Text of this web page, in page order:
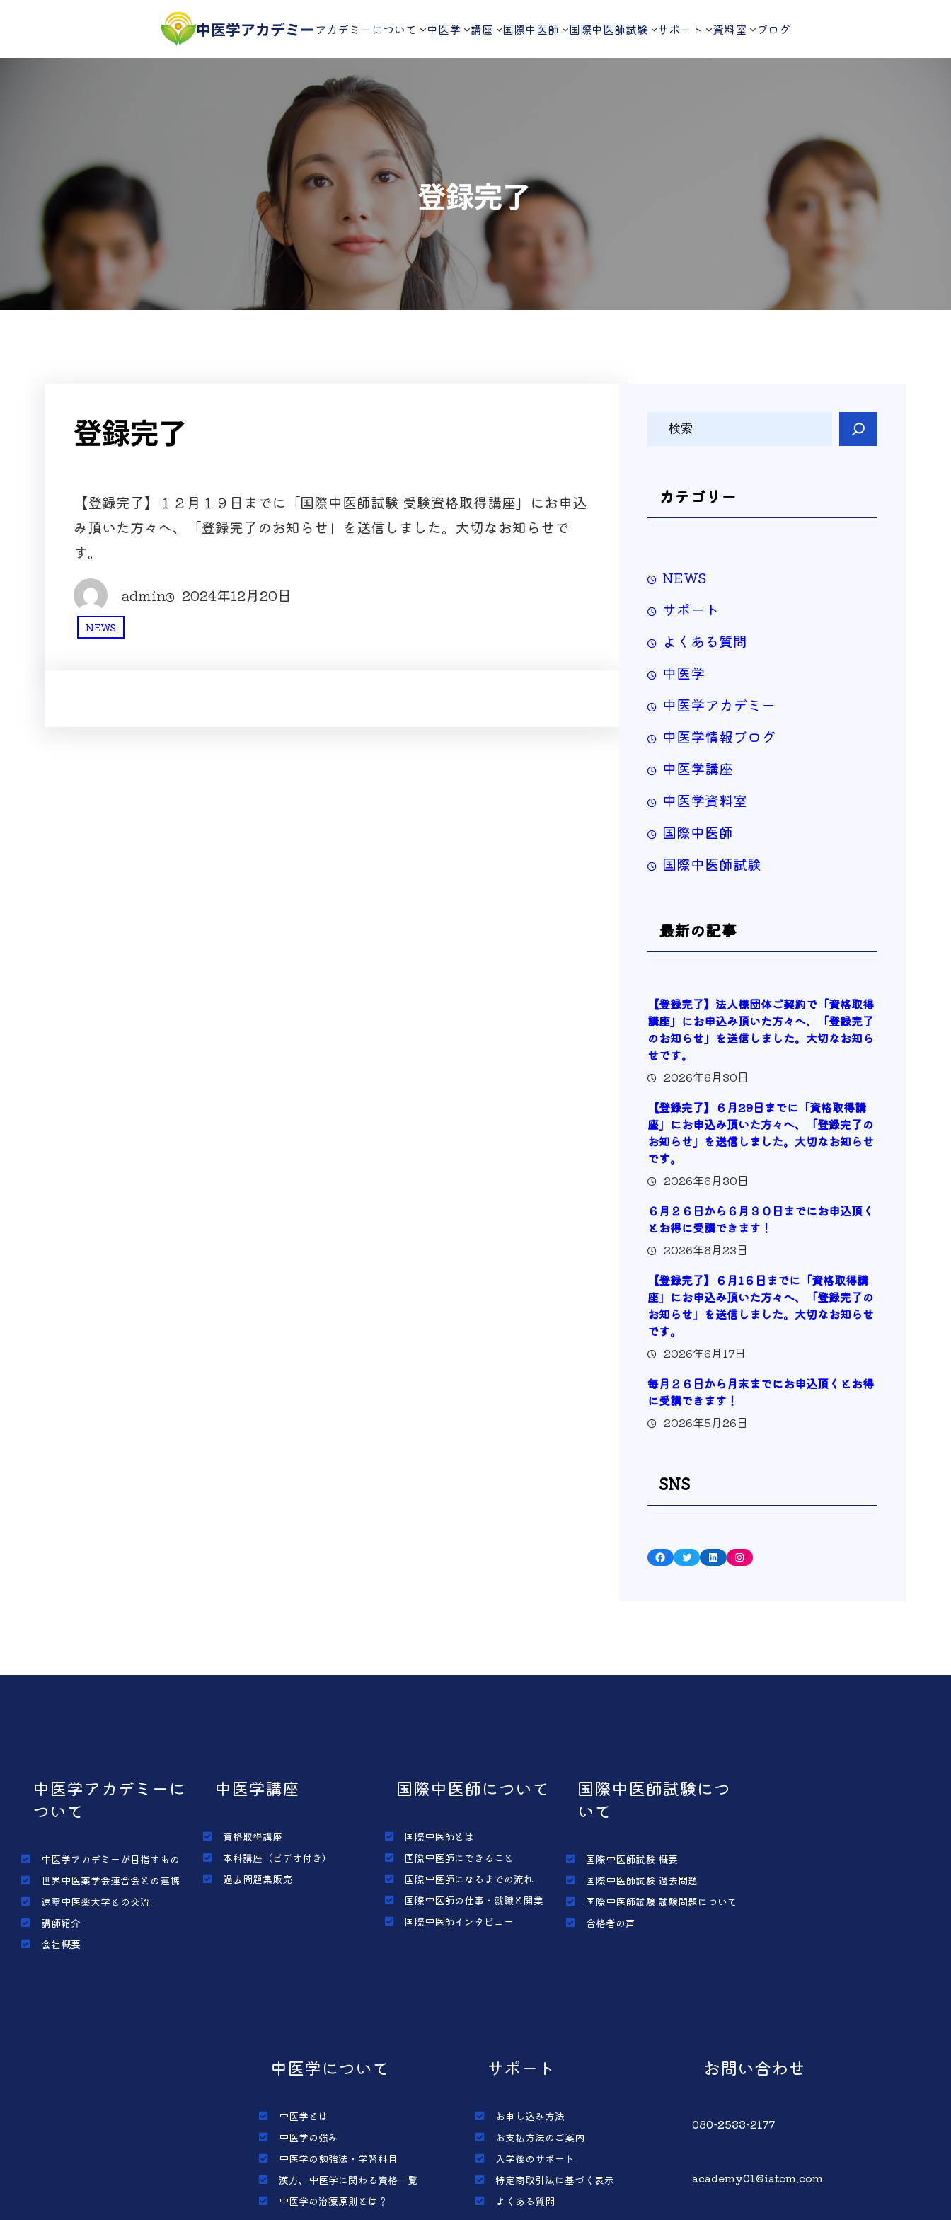
を
中医学アカデミーアカデミーについて 中医学 講座 国際中医師 国際中医師試験 サポート 資料室 ブログ
登録完了
登録完了
【登録完了】１２月１９日までに「国際中医師試験 受験資格取得講座」にお申込
み頂いた方々へ、「登録完了のお知らせ」を送信しました。大切なお知らせで
す。
admin 2024年12月20日
NEWS
カテゴリー
NEWS
サポート
よくある質問
中医学
中医学アカデミー
中医学情報ブログ
中医学講座
中医学資料室
国際中医師
国際中医師試験
最新の記事
【登録完了】法人様団体ご契約で「資格取得
講座」にお申込み頂いた方々へ、「登録完了
のお知らせ」を送信しました。大切なお知ら
せです。
2026年6月30日
【登録完了】６月29日までに「資格取得講
座」にお申込み頂いた方々へ、「登録完了の
お知らせ」を送信しました。大切なお知らせ
です。
2026年6月30日
６月２６日から６月３０日までにお申込頂く
とお得に受講できます！
2026年6月23日
【登録完了】６月1６日までに「資格取得講
座」にお申込み頂いた方々へ、「登録完了の
お知らせ」を送信しました。大切なお知らせ
です。
2026年6月17日
毎月２６日から月末までにお申込頂くとお得
に受講できます！
2026年5月26日
SNS
Facebook Twitter LinkedIn Instagram
中医学アカデミーに
ついて
中医学アカデミーが目指すもの
世界中医薬学会連合会との連携
遼寧中医薬大学との交流
講師紹介
会社概要
中医学講座
資格取得講座
本科講座（ビデオ付き）
過去問題集販売
国際中医師について
国際中医師とは
国際中医師にできること
国際中医師になるまでの流れ
国際中医師の仕事・就職と開業
国際中医師インタビュー
国際中医師試験につ
いて
国際中医師試験 概要
国際中医師試験 過去問題
国際中医師試験 試験問題について
合格者の声
中医学について
中医学とは
中医学の強み
中医学の勉強法・学習科目
漢方、中医学に関わる資格一覧
中医学の治療原則とは？
サポート
お申し込み方法
お支払方法のご案内
入学後のサポート
特定商取引法に基づく表示
よくある質問
お問い合わせ
080-2533-2177
academy01@iatcm.com